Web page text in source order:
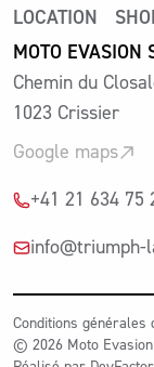
LOCATION
MOTO
Chemin du
1023 Crissier
Google maps
+41 21 634 75
info@triumph-
Conditions générales
© 2026 Moto